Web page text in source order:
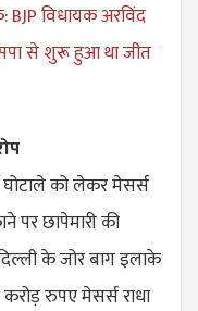
BJP विधायक अरविंद
सपा से शुरू हुआ था जीत
को लेकर मेसर्स
पर छापेमारी की
के जोर बाग इलाके
रुपए मेसर्स राधा